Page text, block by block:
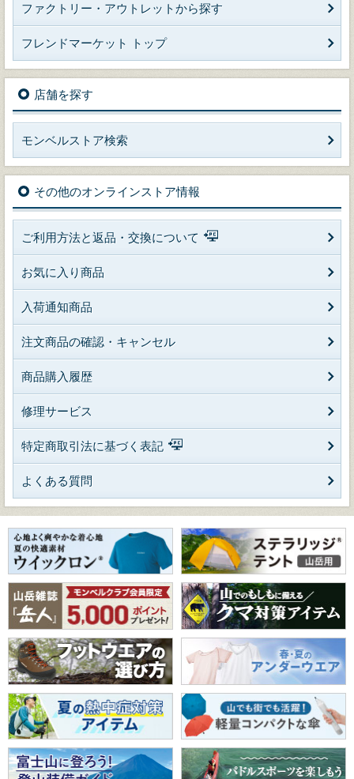
ファクトリー・アウトレットから探す
フレンドマーケット トップ
店舗を探す
モンベルストア検索
その他のオンラインストア情報
ご利用方法と返品・交換について
お気に入り商品
入荷通知商品
注文商品の確認・キャンセル
商品購入履歴
修理サービス
特定商取引法に基づく表記
よくある質問